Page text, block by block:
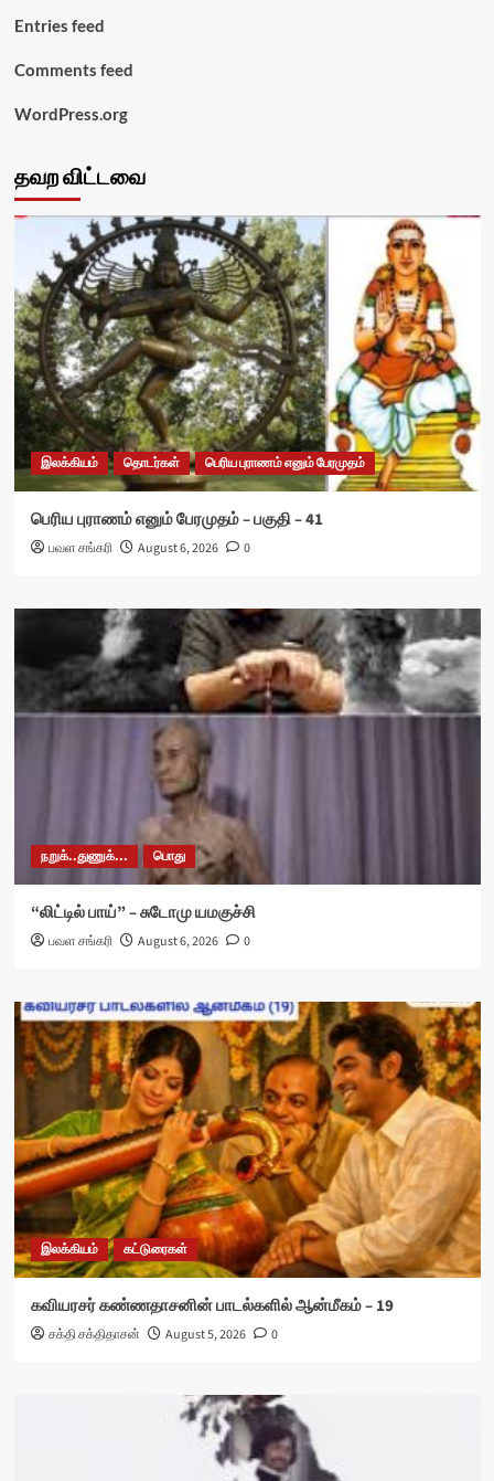
Entries feed
Comments feed
WordPress.org
தவற விட்டவை
இலக்கியம் தொடர்கள் பெரிய புராணம் எனும் பேரமுதம்
பெரிய புராணம் எனும் பேரமுதம் – பகுதி – 41
பவள சங்கரி August 6, 2026 0
நறுக்..துணுக்... பொது
“லிட்டில் பாய்” – சுடோமு யமகுச்சி
பவள சங்கரி August 6, 2026 0
இலக்கியம் கட்டுரைகள்
கவியரசர் கண்ணதாசனின் பாடல்களில் ஆன்மீகம் – 19
சக்தி சக்திதாசன் August 5, 2026 0